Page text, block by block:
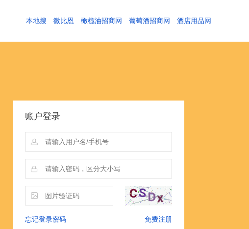
本地搜 微比恩 橄榄油招商网 葡萄酒招商网 酒店用品网
账户登录
忘记登录密码 免费注册